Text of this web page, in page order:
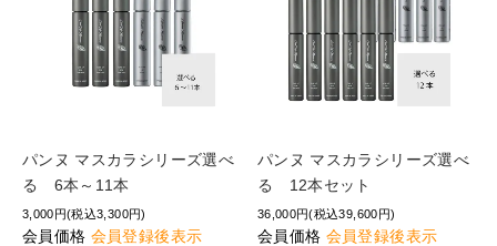
パンヌ マスカラシリーズ選べ
る 6本～11本
3,000円(税込3,300円)
会員価格 会員登録後表示
パンヌ マスカラシリーズ選べ
る 12本セット
36,000円(税込39,600円)
会員価格 会員登録後表示